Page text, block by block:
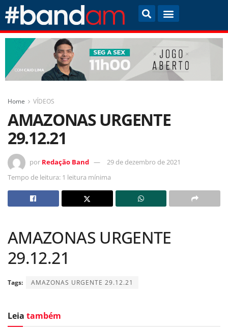
Home VÍDEOS
AMAZONAS URGENTE
29.12.21
por Redação Band
29 de dezembro de 2021
Tempo de leitura: 1 leitura mínima
AMAZONAS URGENTE
29.12.21
Tags: AMAZONAS URGENTE 29.12.21
Leia também